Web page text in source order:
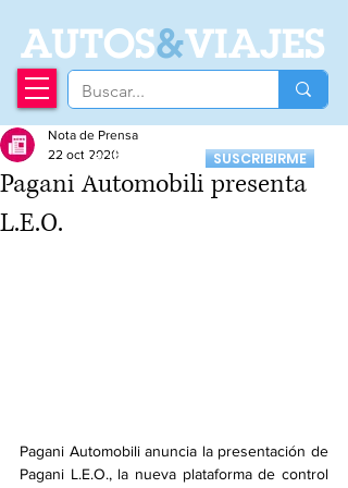
AUTOS&VIAJES
Recibí nuestro
Newsletter
SUSCRIBIRME
Pagani Automobili presenta
L.E.O.
Nota de Prensa
22 oct 2020
Pagani Automobili anuncia la presentación de
Pagani L.E.O., la nueva plataforma de control